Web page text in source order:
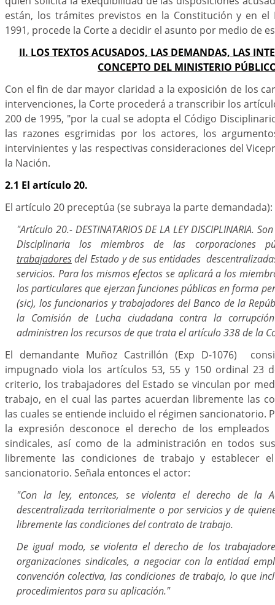
están, los trámites previstos en la Constitución y en el
1991, procede la Corte a decidir el asunto por medio de
II. LOS TEXTOS ACUSADOS, LAS DEMANDAS, LAS
CONCEPTO DEL MINISTERIO
Con el fin de dar mayor claridad a la exposición de los
intervenciones, la Corte procederá a transcribir los
200 de 1995, "por la cual se adopta el Código
las razones esgrimidas por los actores, los
intervinientes y las respectivas consideraciones del
la Nación.
2.1 El artículo 20.
El artículo 20 preceptúa (se subraya la parte demandada):
"Artículo 20.- DESTINATARIOS DE LA LEY DISCIPLINARIA.
Disciplinaria los miembros de las corporaciones
trabajadoresdel Estado y de sus entidades
servicios. Para los mismos efectos se aplicará a los
los particulares que ejerzan funciones públicas en forma
(sic), los funcionarios y trabajadores del Banco de la
la Comisión de Lucha ciudadana contra la
administren los recursos de que trata el artículo 338 de la
El demandante Muñoz Castrillón (Exp D-1076)
impugnado viola los artículos 53, 55 y 150 ordinal 23
criterio, los trabajadores del Estado se vinculan por
trabajo, en el cual las partes acuerdan libremente las
las cuales se entiende incluido el régimen sancionatorio.
la expresión desconoce el derecho de los empleados
sindicales, así como de la administración en todos
libremente las condiciones de trabajo y establecer
sancionatorio. Señala entonces el actor:
"Con la ley, entonces, se violenta el derecho de la
descentralizada territorialmente o por servicios y de
libremente las condiciones del contrato de trabajo.
De igual modo, se violenta el derecho de los
organizaciones sindicales, a negociar con la entidad
convención colectiva, las condiciones de trabajo, lo que
procedimientos para su aplicación."